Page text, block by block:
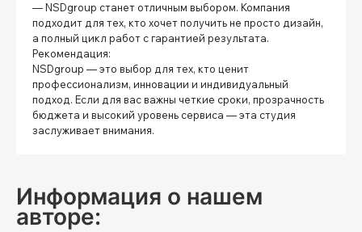
— NSDgroup станет отличным выбором. Компания
подходит для тех, кто хочет получить не просто дизайн,
а полный цикл работ с гарантией результата.
Рекомендация:
NSDgroup — это выбор для тех, кто ценит
профессионализм, инновации и индивидуальный
подход. Если для вас важны четкие сроки, прозрачность
бюджета и высокий уровень сервиса — эта студия
заслуживает внимания.
Информация о нашем
авторе: